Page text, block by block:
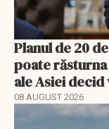
Planul de 20
poate
ale Asiei
08 AUGUST 2026